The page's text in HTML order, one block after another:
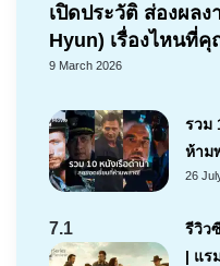
เปิดประวัติ ส่องผล
Hyun) เรื่องไหนที่
9 March 2026
รวม
ห้าม
26
7.1
รีวิว
| แร